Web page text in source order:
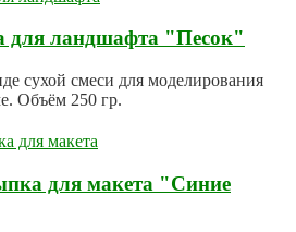
для ландшафта "Песок"
сухой смеси для моделирования
Объём 250 гр.
для макета "Синие